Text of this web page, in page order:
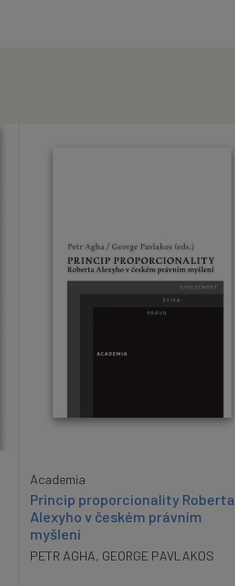
Academia
Princip proporcionality Roberta
Alexyho v českém právním
myšlení
PETR AGHA, GEORGE PAVLAKOS